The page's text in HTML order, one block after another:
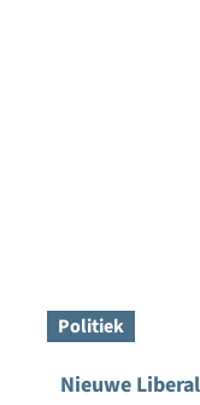
Politiek
Nieuwe